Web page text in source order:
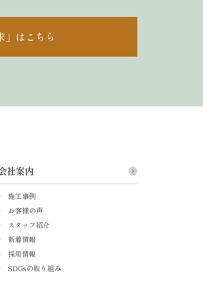
」はこちら
社案内
施工事例
お客様の声
スタッフ紹介
新着情報
採用情報
SDGsの取り組み